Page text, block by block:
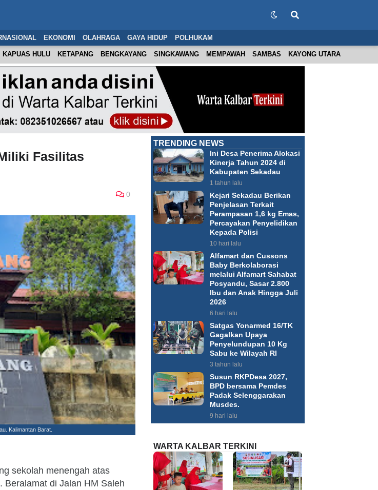
EKONOMI OLAHRAGA GAYA HIDUP POLHUKAM
KAPUAS HULU KETAPANG BENGKAYANG SINGKAWANG MEMPAWAH SAMBAS KAYONG UTARA
Fasilitas
0
Kalimantan Barat.
sekolah menengah atas
Beralamat di Jalan HM Saleh
TRENDING NEWS
Ini Desa Penerima Alokasi
Kinerja Tahun 2024 di
Kabupaten Sekadau
1 tahun lalu
Kejari Sekadau Berikan
Penjelasan Terkait
Perampasan 1,6 kg Emas,
Percayakan Penyelidikan
Kepada Polisi
10 hari lalu
Alfamart dan Cussons
Baby Berkolaborasi
melalui Alfamart Sahabat
Posyandu, Sasar 2.800
Ibu dan Anak Hingga Juli
2026
6 hari lalu
Satgas Yonarmed 16/TK
Gagalkan Upaya
Penyelundupan 10 Kg
Sabu ke Wilayah RI
3 tahun lalu
Susun RKPDesa 2027,
BPD bersama Pemdes
Padak Selenggarakan
Musdes.
9 hari lalu
WARTA KALBAR TERKINI